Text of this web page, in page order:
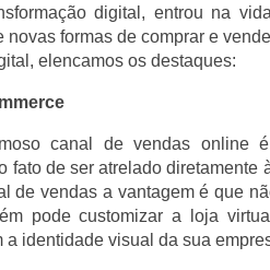
digital, entrou na
novas formas de comprar e
elencamos os destaques:
canal de vendas online
fato de ser atrelado diretamente
de vendas a vantagem é que
pode customizar a loja
a identidade visual da sua